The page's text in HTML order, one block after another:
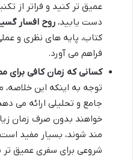
عمیق تر کنید و فراتر از
دست یابید، روح افسار
کتاب، پایه های نظری و
فراهم می آورد.
کسانی که زمان کافی برای
توجه به اینکه این
جامع و تحلیلی ارائه می
خواهند بدون صرف زمان
مند شوند، بسیار مفید
شروعی برای سفری عمیق